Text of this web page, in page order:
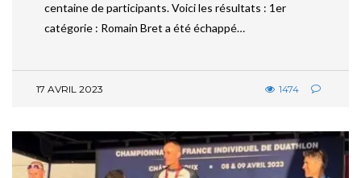
centaine de participants. Voici les résultats : 1er
catégorie : Romain Bret a été échappé…
17 AVRIL 2023 1474